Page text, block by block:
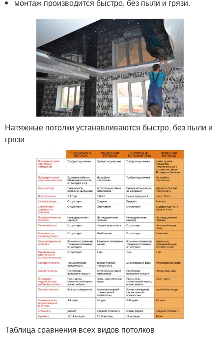
монтаж производится быстро, без пыли и грязи.
Натяжные потолки устанавливаются быстро, без пыли и
грязи
Таблица сравнения всех видов потолков